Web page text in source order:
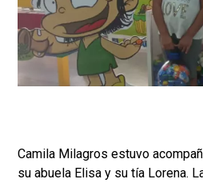
Camila Milagros estuvo
su abuela Elisa y su tía Lorena.